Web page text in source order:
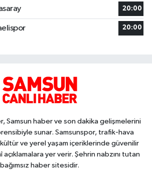
20:00
20:00
Samsun haber ve son dakika gelişmelerini
sunar. Samsunspor, trafik-hava
ve yerel yaşam içeriklerinde güvenilir
açıklamalara yer verir. Şehrin nabzını tutan
bağımsız haber sitesidir.